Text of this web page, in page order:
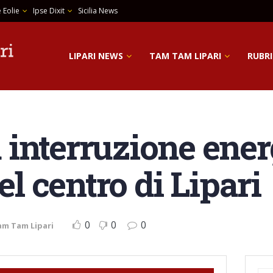
Eolie Ipse Dixit Sicilia News
LIPARI NEWS TAM TAM LIPARI
centro di Lipari
Tam Lipari 0 0 0